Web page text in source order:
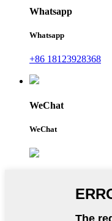
Whatsapp
Whatsapp
+86 18123928368
WeChat
WeChat